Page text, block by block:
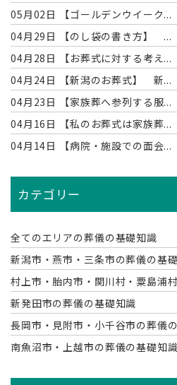
05月02日
【ゴールデンウイーク...
04月29日
【のし袋の書き方】 ...
04月28日
【お葬式に対する考え...
04月24日
【新潟のお葬式】 新...
04月23日
【家族葬へ参列する服...
04月16日
【私のお葬式は家族葬...
04月14日
【病院・施設での面会...
カテゴリー
全てのエリアの葬儀の基礎知識
新潟市・燕市・三条市の葬儀の基
村上市・胎内市・関川村・粟島浦
新発田市の葬儀の基礎知識
長岡市・見附市・小千谷市の葬儀
南魚沼市・上越市の葬儀の基礎知識